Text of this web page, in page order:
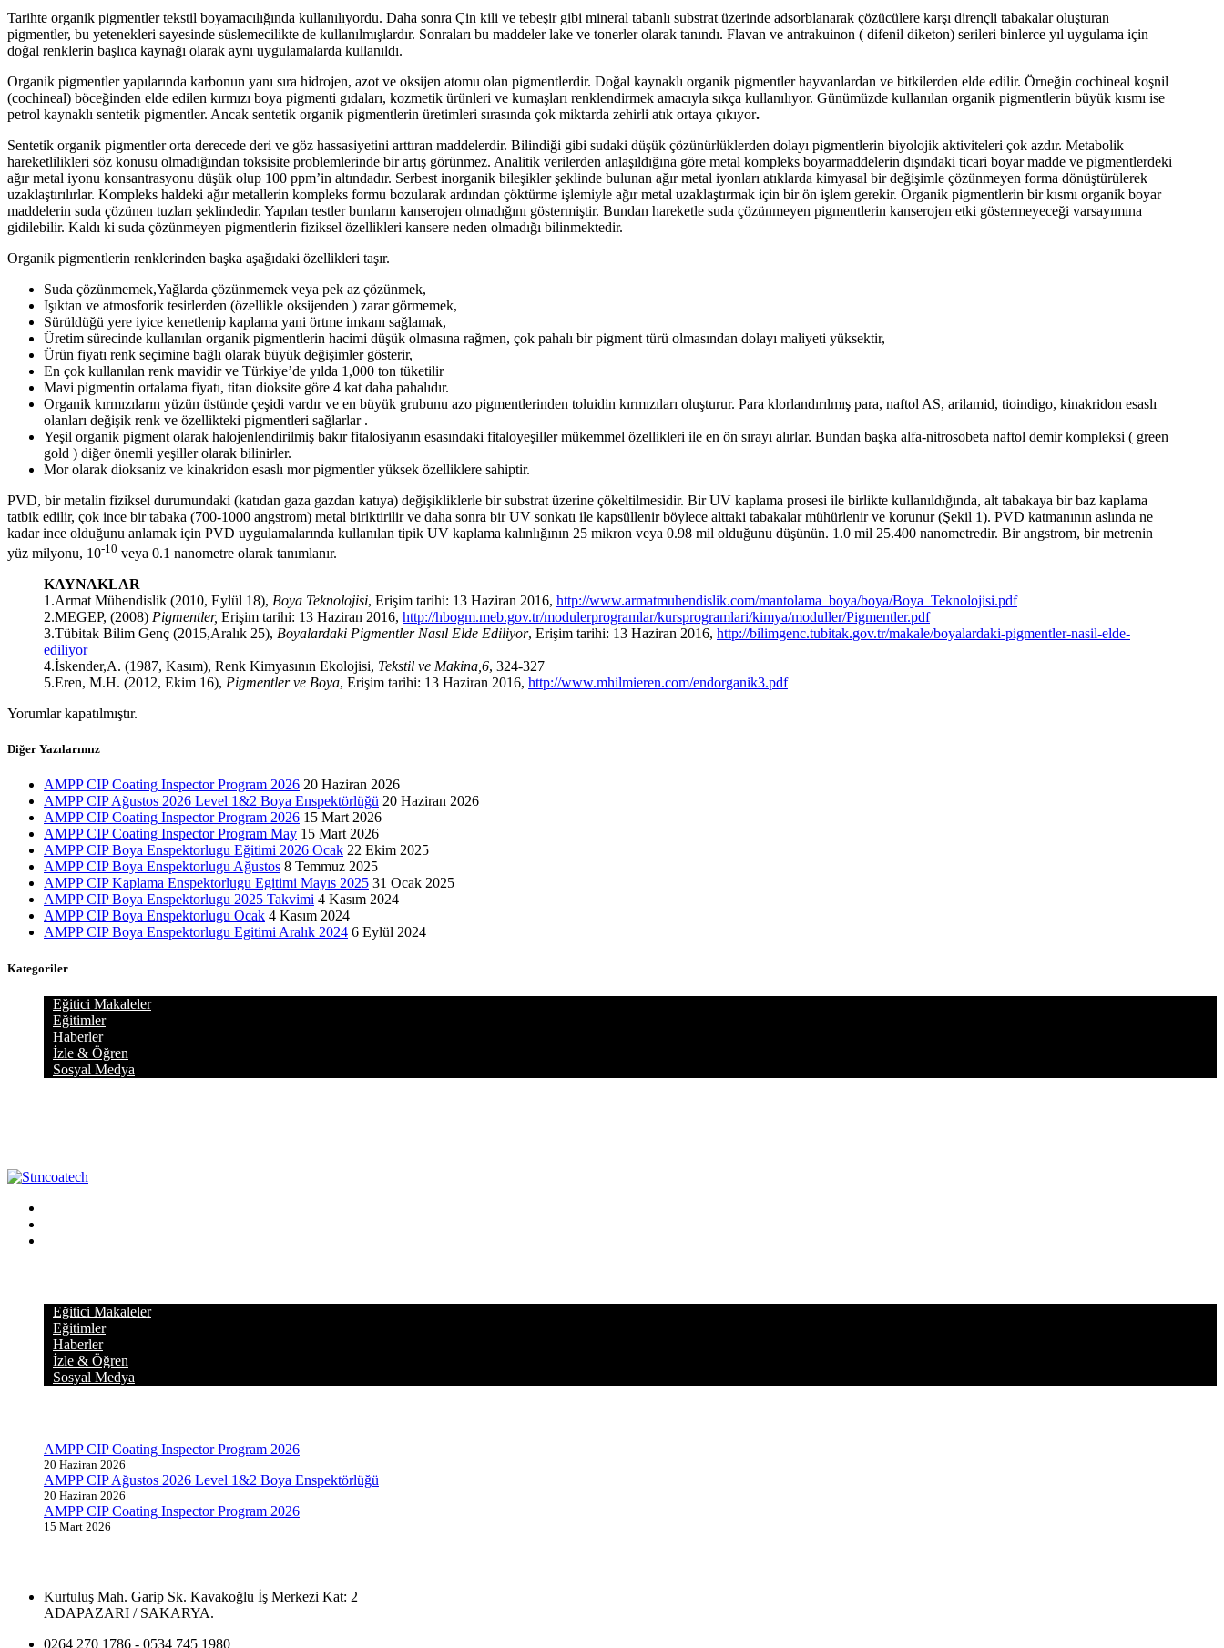
Tarihte organik pigmentler tekstil boyamacılığında kullanılıyordu. Daha sonra Çin kili ve tebeşir gibi mineral tabanlı substrat üzerinde adsorblanarak çözücülere karşı dirençli tabakalar oluşturan
pigmentler, bu yetenekleri sayesinde süslemecilikte de kullanılmışlardır. Sonraları bu maddeler lake ve tonerler olarak tanındı. Flavan ve antrakuinon ( difenil diketon) serileri binlerce yıl uygulama için
doğal renklerin başlıca kaynağı olarak aynı uygulamalarda kullanıldı.
Organik pigmentler yapılarında karbonun yanı sıra hidrojen, azot ve oksijen atomu olan pigmentlerdir. Doğal kaynaklı organik pigmentler hayvanlardan ve bitkilerden elde edilir. Örneğin cochineal koşnil
(cochineal) böceğinden elde edilen kırmızı boya pigmenti gıdaları, kozmetik ürünleri ve kumaşları renklendirmek amacıyla sıkça kullanılıyor. Günümüzde kullanılan organik pigmentlerin büyük kısmı ise
petrol kaynaklı sentetik pigmentler. Ancak sentetik organik pigmentlerin üretimleri sırasında çok miktarda zehirli atık ortaya çıkıyor.
Sentetik organik pigmentler orta derecede deri ve göz hassasiyetini arttıran maddelerdir. Bilindiği gibi sudaki düşük çözünürlüklerden dolayı pigmentlerin biyolojik aktiviteleri çok azdır. Metabolik
hareketlilikleri söz konusu olmadığından toksisite problemlerinde bir artış görünmez. Analitik verilerden anlaşıldığına göre metal kompleks boyarmaddelerin dışındaki ticari boyar madde ve pigmentlerdeki
ağır metal iyonu konsantrasyonu düşük olup 100 ppm’in altındadır. Serbest inorganik bileşikler şeklinde bulunan ağır metal iyonları atıklarda kimyasal bir değişimle çözünmeyen forma dönüştürülerek
uzaklaştırılırlar. Kompleks haldeki ağır metallerin kompleks formu bozularak ardından çöktürme işlemiyle ağır metal uzaklaştırmak için bir ön işlem gerekir. Organik pigmentlerin bir kısmı organik boyar
maddelerin suda çözünen tuzları şeklindedir. Yapılan testler bunların kanserojen olmadığını göstermiştir. Bundan hareketle suda çözünmeyen pigmentlerin kanserojen etki göstermeyeceği varsayımına
gidilebilir. Kaldı ki suda çözünmeyen pigmentlerin fiziksel özellikleri kansere neden olmadığı bilinmektedir.
Organik pigmentlerin renklerinden başka aşağıdaki özellikleri taşır.
Suda çözünmemek,Yağlarda çözünmemek veya pek az çözünmek,
Işıktan ve atmosforik tesirlerden (özellikle oksijenden ) zarar görmemek,
Sürüldüğü yere iyice kenetlenip kaplama yani örtme imkanı sağlamak,
Üretim sürecinde kullanılan organik pigmentlerin hacimi düşük olmasına rağmen, çok pahalı bir pigment türü olmasından dolayı maliyeti yüksektir,
Ürün fiyatı renk seçimine bağlı olarak büyük değişimler gösterir,
En çok kullanılan renk mavidir ve Türkiye’de yılda 1,000 ton tüketilir
Mavi pigmentin ortalama fiyatı, titan dioksite göre 4 kat daha pahalıdır.
Organik kırmızıların yüzün üstünde çeşidi vardır ve en büyük grubunu azo pigmentlerinden toluidin kırmızıları oluşturur. Para klorlandırılmış para, naftol AS, arilamid, tioindigo, kinakridon esaslı
olanları değişik renk ve özellikteki pigmentleri sağlarlar .
Yeşil organik pigment olarak halojenlendirilmiş bakır fitalosiyanın esasındaki fitaloyeşiller mükemmel özellikleri ile en ön sırayı alırlar. Bundan başka alfa-nitrosobeta naftol demir kompleksi ( green
gold ) diğer önemli yeşiller olarak bilinirler.
Mor olarak dioksaniz ve kinakridon esaslı mor pigmentler yüksek özelliklere sahiptir.
PVD, bir metalin fiziksel durumundaki (katıdan gaza gazdan katıya) değişikliklerle bir substrat üzerine çökeltilmesidir. Bir UV kaplama prosesi ile birlikte kullanıldığında, alt tabakaya bir baz kaplama
tatbik edilir, çok ince bir tabaka (700-1000 angstrom) metal biriktirilir ve daha sonra bir UV sonkatı ile kapsüllenir böylece alttaki tabakalar mühürlenir ve korunur (Şekil 1). PVD katmanının aslında ne
kadar ince olduğunu anlamak için PVD uygulamalarında kullanılan tipik UV kaplama kalınlığının 25 mikron veya 0.98 mil olduğunu düşünün. 1.0 mil 25.400 nanometredir. Bir angstrom, bir metrenin
yüz milyonu, 10-10 veya 0.1 nanometre olarak tanımlanır.
KAYNAKLAR
1.Armat Mühendislik (2010, Eylül 18), Boya Teknolojisi, Erişim tarihi: 13 Haziran 2016, http://www.armatmuhendislik.com/mantolama_boya/boya/Boya_Teknolojisi.pdf
2.MEGEP, (2008) Pigmentler, Erişim tarihi: 13 Haziran 2016, http://hbogm.meb.gov.tr/modulerprogramlar/kursprogramlari/kimya/moduller/Pigmentler.pdf
3.Tübitak Bilim Genç (2015,Aralık 25), Boyalardaki Pigmentler Nasıl Elde Ediliyor, Erişim tarihi: 13 Haziran 2016, http://bilimgenc.tubitak.gov.tr/makale/boyalardaki-pigmentler-nasil-elde-
ediliyor
4.İskender,A. (1987, Kasım), Renk Kimyasının Ekolojisi, Tekstil ve Makina,6, 324-327
5.Eren, M.H. (2012, Ekim 16), Pigmentler ve Boya, Erişim tarihi: 13 Haziran 2016, http://www.mhilmieren.com/endorganik3.pdf
Yorumlar kapatılmıştır.
Diğer Yazılarımız
AMPP CIP Coating Inspector Program 2026 20 Haziran 2026
AMPP CIP Ağustos 2026 Level 1&2 Boya Enspektörlüğü 20 Haziran 2026
AMPP CIP Coating Inspector Program 2026 15 Mart 2026
AMPP CIP Coating Inspector Program May 15 Mart 2026
AMPP CIP Boya Enspektorlugu Eğitimi 2026 Ocak 22 Ekim 2025
AMPP CIP Boya Enspektorlugu Ağustos 8 Temmuz 2025
AMPP CIP Kaplama Enspektorlugu Egitimi Mayıs 2025 31 Ocak 2025
AMPP CIP Boya Enspektorlugu 2025 Takvimi 4 Kasım 2024
AMPP CIP Boya Enspektorlugu Ocak 4 Kasım 2024
AMPP CIP Boya Enspektorlugu Egitimi Aralık 2024 6 Eylül 2024
Kategoriler
Eğitici Makaleler
Eğitimler
Haberler
İzle & Öğren
Sosyal Medya
Eğitici Makaleler
Eğitimler
Haberler
İzle & Öğren
Sosyal Medya
AMPP CIP Coating Inspector Program 2026
20 Haziran 2026
AMPP CIP Ağustos 2026 Level 1&2 Boya Enspektörlüğü
20 Haziran 2026
AMPP CIP Coating Inspector Program 2026
15 Mart 2026
Kurtuluş Mah. Garip Sk. Kavakoğlu İş Merkezi Kat: 2
ADAPAZARI / SAKARYA.
0264 270 1786 - 0534 745 1980